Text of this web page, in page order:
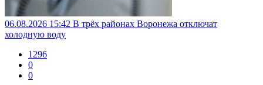
06.08.2026 15:42 В трёх районах Воронежа отключат
холодную воду
1296
0
0